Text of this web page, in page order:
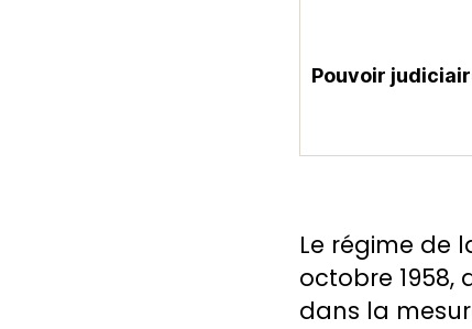
Pouvoir
Le régime de
octobre 1958,
dans la